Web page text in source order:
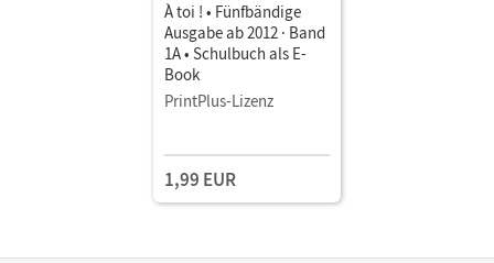
À toi ! • Fünfbändige
Ausgabe ab 2012 · Band
1A • Schulbuch als E-
Book
PrintPlus-Lizenz
1,99 EUR